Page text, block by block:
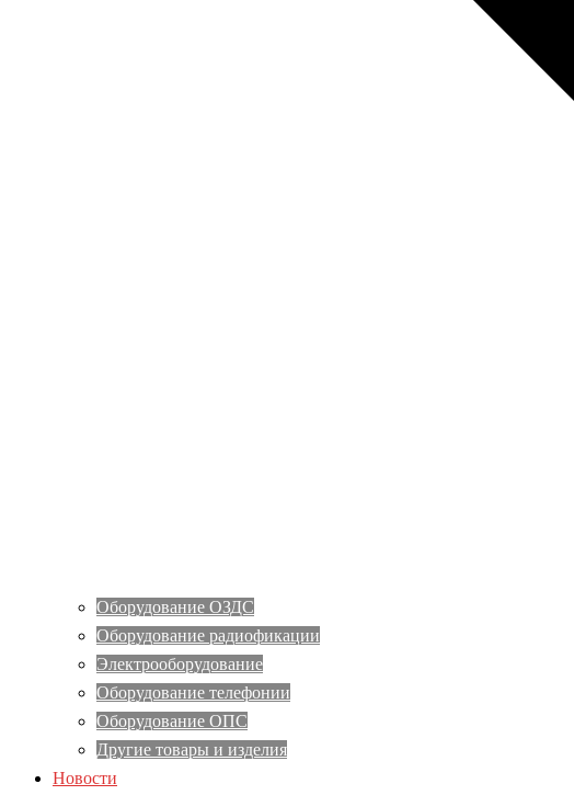
Оборудование ОЗДС
Оборудование радиофикации
Электрооборудование
Оборудование телефонии
Оборудование ОПС
Другие товары и изделия
Новости